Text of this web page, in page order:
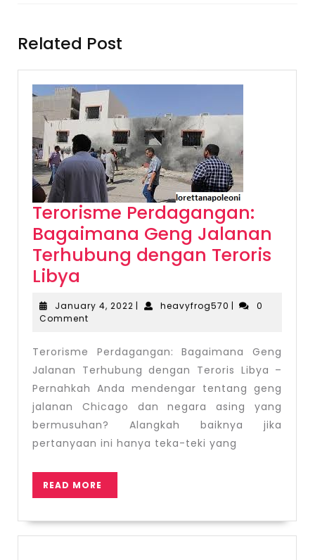
Related Post
Terorisme Perdagangan:
Bagaimana Geng Jalanan
Terhubung dengan Teroris
Libya
Perdagangan:
Bagaimana
Jalanan
Terhubung
dengan
Teroris
Libya
January 4, 2022 January
| heavyfrog570 heavyfrog570
|
0
Comment
Terorisme Perdagangan: Bagaimana Geng
Jalanan Terhubung dengan Teroris Libya –
Pernahkah Anda mendengar tentang geng
jalanan Chicago dan negara asing yang
bermusuhan? Alangkah baiknya jika
pertanyaan ini hanya teka-teki yang
READ MORE
MORE